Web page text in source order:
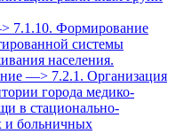
7.1.10. Формирование
системы
населения.
—> 7.2.1. Организация
города медико-
в стационально-
и больничных